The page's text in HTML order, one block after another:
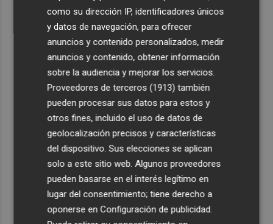
como su dirección IP, identificadores únicos
y datos de navegación, para ofrecer
anuncios y contenido personalizados, medir
anuncios y contenido, obtener información
sobre la audiencia y mejorar los servicios.
Proveedores de terceros (1913) también
pueden procesar sus datos para estos y
otros fines, incluido el uso de datos de
geolocalización precisos y características
del dispositivo. Sus elecciones se aplican
solo a este sitio web. Algunos proveedores
pueden basarse en el interés legítimo en
lugar del consentimiento; tiene derecho a
oponerse enConfiguración de publicidad.